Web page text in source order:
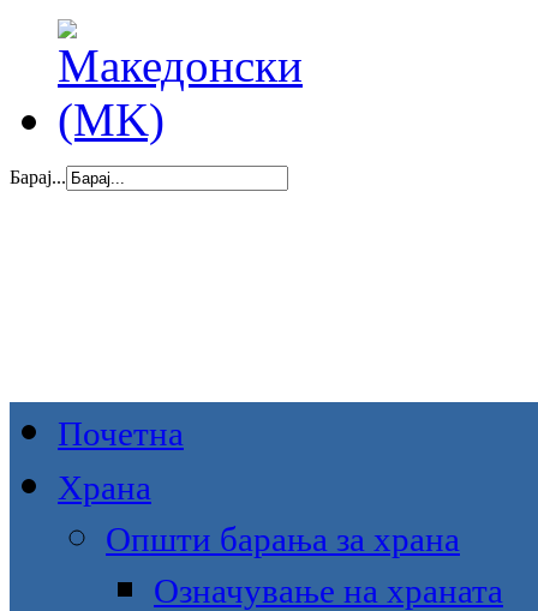
Барај...
Почетна
Храна
Општи барања за храна
Означување на храната